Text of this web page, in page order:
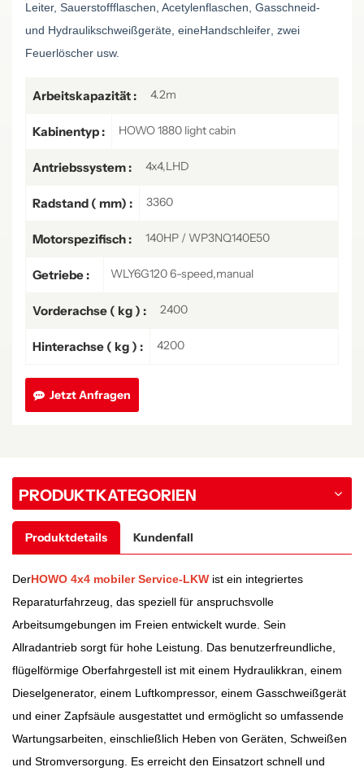
Leiter, Sauerstoffflaschen, Acetylenflaschen, Gasschneid-
und Hydraulikschweißgeräte, eineHandschleifer , zwei
Feuerlöscher usw.
Arbeitskapazität : 4.2m
Kabinentyp : HOWO 1880 light cabin
Antriebssystem : 4x4,LHD
Radstand ( mm) : 3360
Motorspezifisch : 140HP / WP3NQ140E50
Getriebe : WLY6G120 6-speed,manual
Vorderachse ( kg ) : 2400
Hinterachse ( kg ) : 4200
Jetzt Anfragen
PRODUKTKATEGORIEN
Produktdetails Kundenfall
DerHOWO 4x4 mobiler Service-LKW ist ein integriertes
Reparaturfahrzeug, das speziell für anspruchsvolle
Arbeitsumgebungen im Freien entwickelt wurde. Sein
Allradantrieb sorgt für hohe Leistung. Das benutzerfreundliche,
flügelförmige Oberfahrgestell ist mit einem Hydraulikkran, einem
Dieselgenerator, einem Luftkompressor, einem Gasschweißgerät
und einer Zapfsäule ausgestattet und ermöglicht so umfassende
Wartungsarbeiten, einschließlich Heben von Geräten, Schweißen
und Stromversorgung. Es erreicht den Einsatzort schnell und